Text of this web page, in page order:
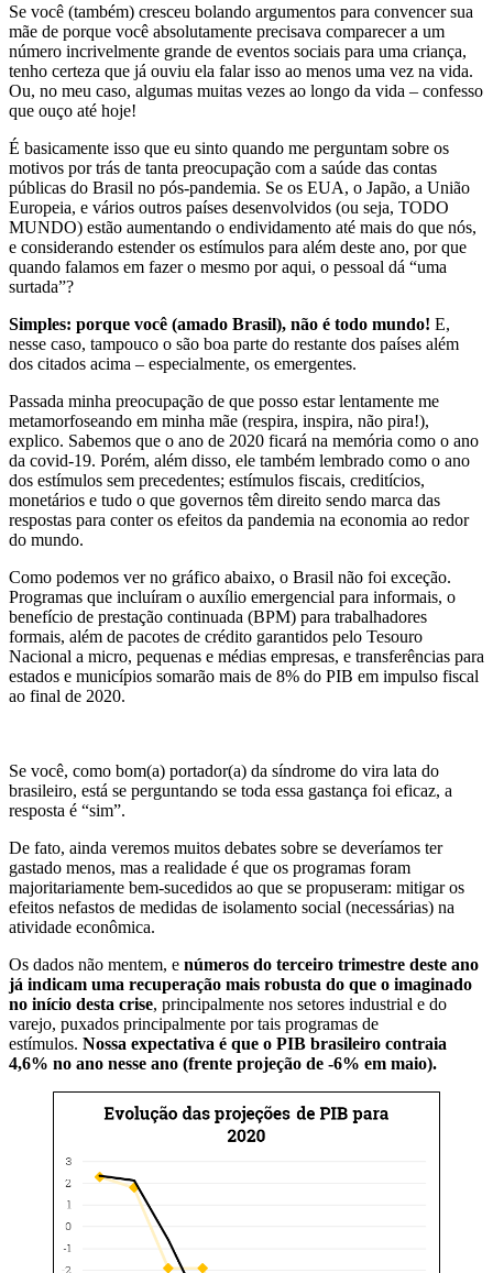
Se você (também) cresceu bolando argumentos para convencer sua
mãe de porque você absolutamente precisava comparecer a um
número incrivelmente grande de eventos sociais para uma criança,
tenho certeza que já ouviu ela falar isso ao menos uma vez na vida.
Ou, no meu caso, algumas muitas vezes ao longo da vida – confesso
que ouço até hoje!
É basicamente isso que eu sinto quando me perguntam sobre os
motivos por trás de tanta preocupação com a saúde das contas
públicas do Brasil no pós-pandemia. Se os EUA, o Japão, a União
Europeia, e vários outros países desenvolvidos (ou seja, TODO
MUNDO) estão aumentando o endividamento até mais do que nós,
e considerando estender os estímulos para além deste ano, por que
quando falamos em fazer o mesmo por aqui, o pessoal dá “uma
surtada”?
Simples: porque você (amado Brasil), não é todo mundo! E,
nesse caso, tampouco o são boa parte do restante dos países além
dos citados acima – especialmente, os emergentes.
Passada minha preocupação de que posso estar lentamente me
metamorfoseando em minha mãe (respira, inspira, não pira!),
explico. Sabemos que o ano de 2020 ficará na memória como o ano
da covid-19. Porém, além disso, ele também lembrado como o ano
dos estímulos sem precedentes; estímulos fiscais, creditícios,
monetários e tudo o que governos têm direito sendo marca das
respostas para conter os efeitos da pandemia na economia ao redor
do mundo.
Como podemos ver no gráfico abaixo, o Brasil não foi exceção.
Programas que incluíram o auxílio emergencial para informais, o
benefício de prestação continuada (BPM) para trabalhadores
formais, além de pacotes de crédito garantidos pelo Tesouro
Nacional a micro, pequenas e médias empresas, e transferências para
estados e municípios somarão mais de 8% do PIB em impulso fiscal
ao final de 2020.
Se você, como bom(a) portador(a) da síndrome do vira lata do
brasileiro, está se perguntando se toda essa gastança foi eficaz, a
resposta é “sim”.
De fato, ainda veremos muitos debates sobre se deveríamos ter
gastado menos, mas a realidade é que os programas foram
majoritariamente bem-sucedidos ao que se propuseram: mitigar os
efeitos nefastos de medidas de isolamento social (necessárias) na
atividade econômica.
Os dados não mentem, e números do terceiro trimestre deste ano
já indicam uma recuperação mais robusta do que o imaginado
no início desta crise, principalmente nos setores industrial e do
varejo, puxados principalmente por tais programas de
estímulos. Nossa expectativa é que o PIB brasileiro contraia
4,6% no ano nesse ano (frente projeção de -6% em maio).